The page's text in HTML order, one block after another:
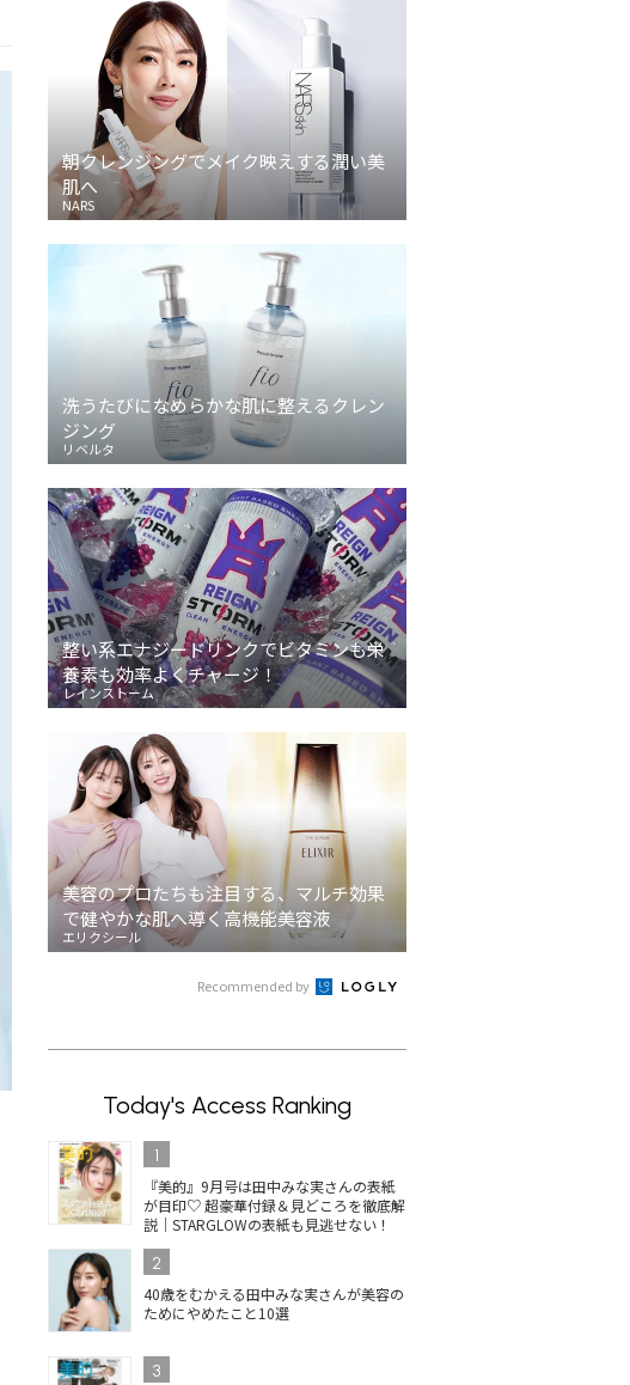
朝クレンジングでメイク映えする潤い美
肌へ
NARS
洗うたびになめらかな肌に整えるクレン
ジング
リベルタ
整い系エナジードリンクでビタミンも栄
養素も効率よくチャージ！
レインストーム
美容のプロたちも注目する、マルチ効果
で健やかな肌へ導く高機能美容液
エリクシール
Recommended by
Today's Access Ranking
1
『美的』9月号は田中みな実さんの表紙
が目印♡ 超豪華付録＆見どころを徹底解
説｜STARGLOWの表紙も見逃せない！
2
40歳をむかえる田中みな実さんが美容の
ためにやめたこと10選
3